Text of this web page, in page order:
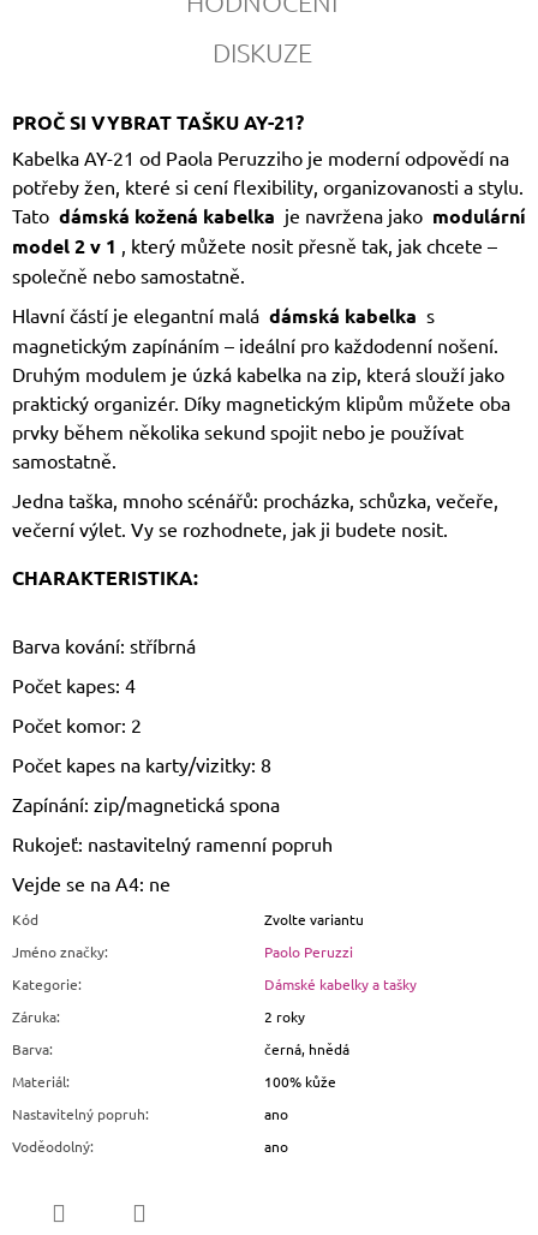
DISKUZE
PROČ SI VYBRAT TAŠKU AY-21?
Kabelka AY-21 od Paola Peruzziho je moderní odpovědí na
potřeby žen, které si cení flexibility, organizovanosti a stylu.
Tato dámská kožená kabelka je navržena jako modulární
model 2 v 1 , který můžete nosit přesně tak, jak chcete –
společně nebo samostatně.
Hlavní částí je elegantní malá dámská kabelka s
magnetickým zapínáním – ideální pro každodenní nošení.
Druhým modulem je úzká kabelka na zip, která slouží jako
praktický organizér. Díky magnetickým klipům můžete oba
prvky během několika sekund spojit nebo je používat
samostatně.
Jedna taška, mnoho scénářů: procházka, schůzka, večeře,
večerní výlet. Vy se rozhodnete, jak ji budete nosit.
CHARAKTERISTIKA:
Barva kování: stříbrná
Počet kapes: 4
Počet komor: 2
Počet kapes na karty/vizitky: 8
Zapínání: zip/magnetická spona
Rukojeť: nastavitelný ramenní popruh
Vejde se na A4: ne
Kód
Zvolte variantu
Jméno značky:
Paolo Peruzzi
Kategorie:
Dámské kabelky a tašky
Záruka:
2 roky
Barva:
černá, hnědá
Materiál:
100% kůže
Nastavitelný popruh:
ano
Voděodolný: ano